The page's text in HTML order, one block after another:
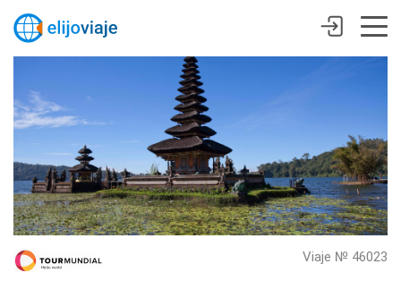
Viaje № 46023